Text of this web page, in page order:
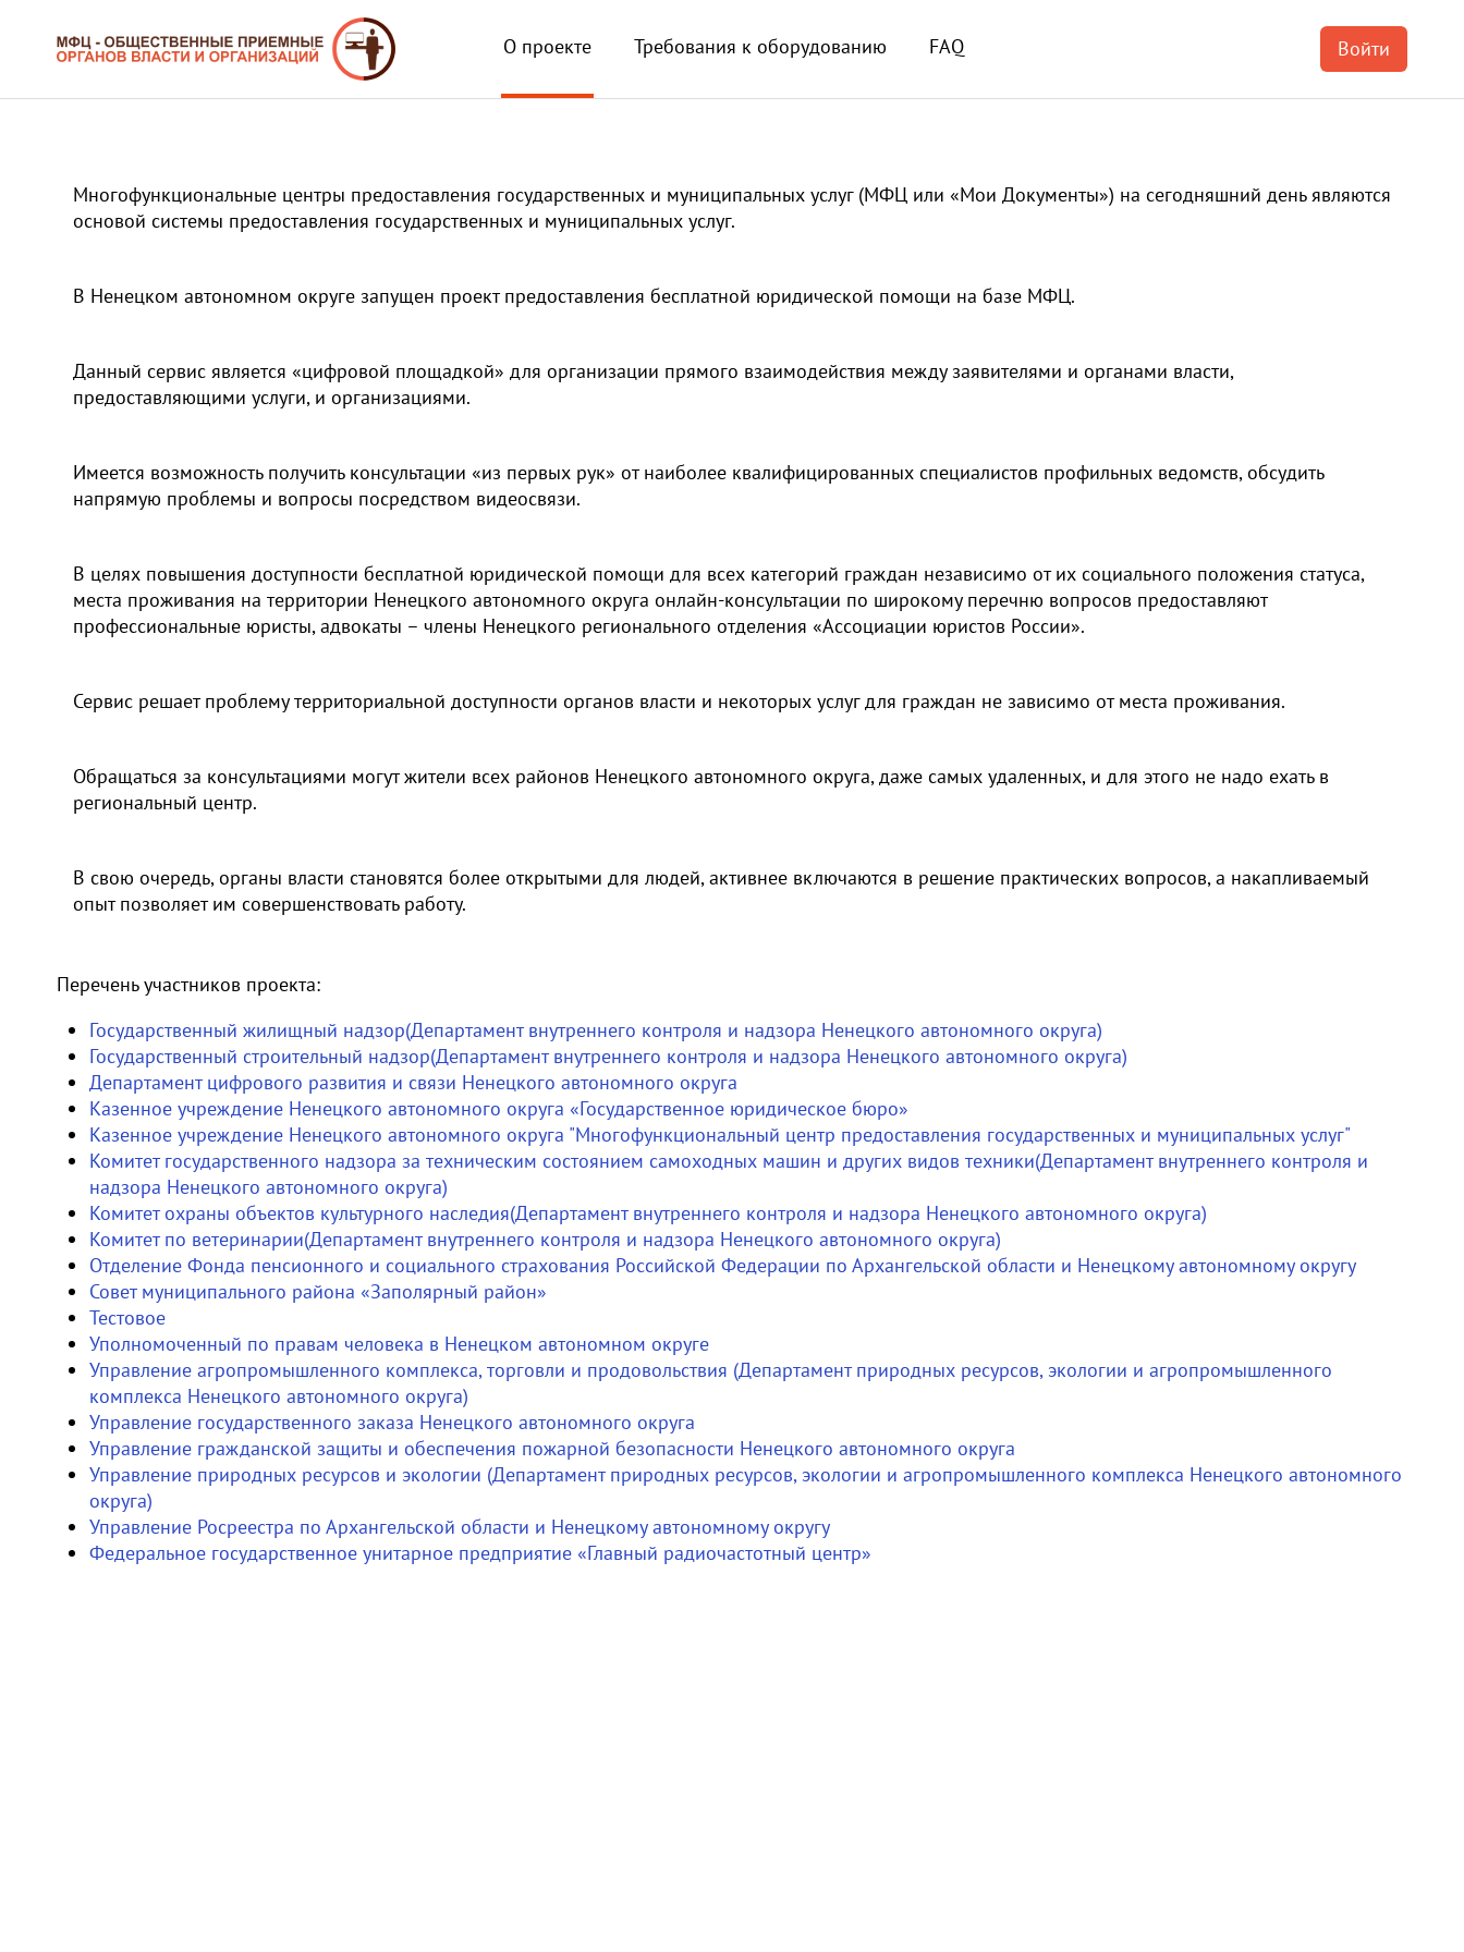
О проекте Требования к оборудованию FAQ Войти
Многофункциональные центры предоставления государственных и муниципальных услуг (МФЦ или «Мои Документы») на сегодняшний день являются
основой системы предоставления государственных и муниципальных услуг.
В Ненецком автономном округе запущен проект предоставления бесплатной юридической помощи на базе МФЦ.
Данный сервис является «цифровой площадкой» для организации прямого взаимодействия между заявителями и органами власти,
предоставляющими услуги, и организациями.
Имеется возможность получить консультации «из первых рук» от наиболее квалифицированных специалистов профильных ведомств, обсудить
напрямую проблемы и вопросы посредством видеосвязи.
В целях повышения доступности бесплатной юридической помощи для всех категорий граждан независимо от их социального положения статуса,
места проживания на территории Ненецкого автономного округа онлайн-консультации по широкому перечню вопросов предоставляют
профессиональные юристы, адвокаты – члены Ненецкого регионального отделения «Ассоциации юристов России».
Сервис решает проблему территориальной доступности органов власти и некоторых услуг для граждан не зависимо от места проживания.
Обращаться за консультациями могут жители всех районов Ненецкого автономного округа, даже самых удаленных, и для этого не надо ехать в
региональный центр.
В свою очередь, органы власти становятся более открытыми для людей, активнее включаются в решение практических вопросов, а накапливаемый
опыт позволяет им совершенствовать работу.
Перечень участников проекта:
Государственный жилищный надзор(Департамент внутреннего контроля и надзора Ненецкого автономного округа)
Государственный строительный надзор(Департамент внутреннего контроля и надзора Ненецкого автономного округа)
Департамент цифрового развития и связи Ненецкого автономного округа
Казенное учреждение Ненецкого автономного округа «Государственное юридическое бюро»
Казенное учреждение Ненецкого автономного округа "Многофункциональный центр предоставления государственных и муниципальных услуг"
Комитет государственного надзора за техническим состоянием самоходных машин и других видов техники(Департамент внутреннего контроля и
надзора Ненецкого автономного округа)
Комитет охраны объектов культурного наследия(Департамент внутреннего контроля и надзора Ненецкого автономного округа)
Комитет по ветеринарии(Департамент внутреннего контроля и надзора Ненецкого автономного округа)
Отделение Фонда пенсионного и социального страхования Российской Федерации по Архангельской области и Ненецкому автономному округу
Совет муниципального района «Заполярный район»
Тестовое
Уполномоченный по правам человека в Ненецком автономном округе
Управление агропромышленного комплекса, торговли и продовольствия (Департамент природных ресурсов, экологии и агропромышленного
комплекса Ненецкого автономного округа)
Управление государственного заказа Ненецкого автономного округа
Управление гражданской защиты и обеспечения пожарной безопасности Ненецкого автономного округа
Управление природных ресурсов и экологии (Департамент природных ресурсов, экологии и агропромышленного комплекса Ненецкого автономного
округа)
Управление Росреестра по Архангельской области и Ненецкому автономному округу
Федеральное государственное унитарное предприятие «Главный радиочастотный центр»